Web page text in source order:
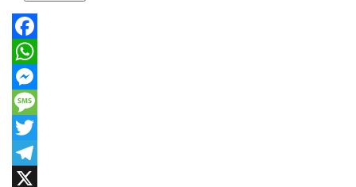
Facebook
WhatsApp
Messenger
Message
Twitter
Telegram